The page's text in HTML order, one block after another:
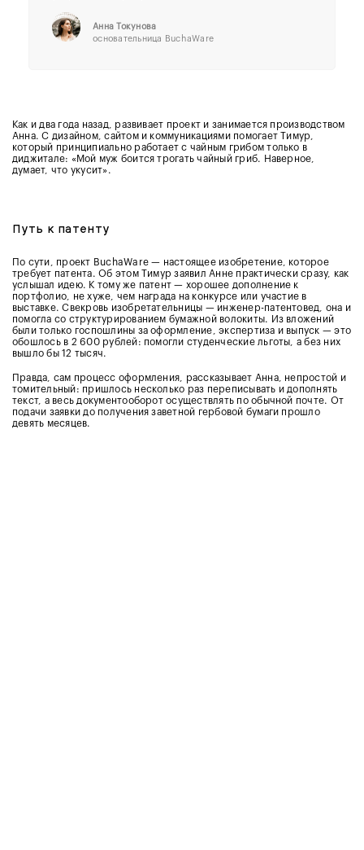
Анна Токунова
основательница BuchaWare
Как и два года назад, развивает проект и занимается производством
Анна. С дизайном, сайтом и коммуникациями помогает Тимур,
который принципиально работает с чайным грибом только в
диджитале: «Мой муж боится трогать чайный гриб. Наверное,
думает, что укусит».
Путь к патенту
По сути, проект BuchaWare — настоящее изобретение, которое
требует патента. Об этом Тимур заявил Анне практически сразу, как
услышал идею. К тому же патент — хорошее дополнение к
портфолио, не хуже, чем награда на конкурсе или участие в
выставке. Свекровь изобретательницы — инженер-патентовед, она и
помогла со структурированием бумажной волокиты. Из вложений
были только госпошлины за оформление, экспертиза и выпуск — это
обошлось в 2 600 рублей: помогли студенческие льготы, а без них
вышло бы 12 тысяч.
Правда, сам процесс оформления, рассказывает Анна, непростой и
томительный: пришлось несколько раз переписывать и дополнять
текст, а весь документооборот осуществлять по обычной почте. От
подачи заявки до получения заветной гербовой бумаги прошло
девять месяцев.